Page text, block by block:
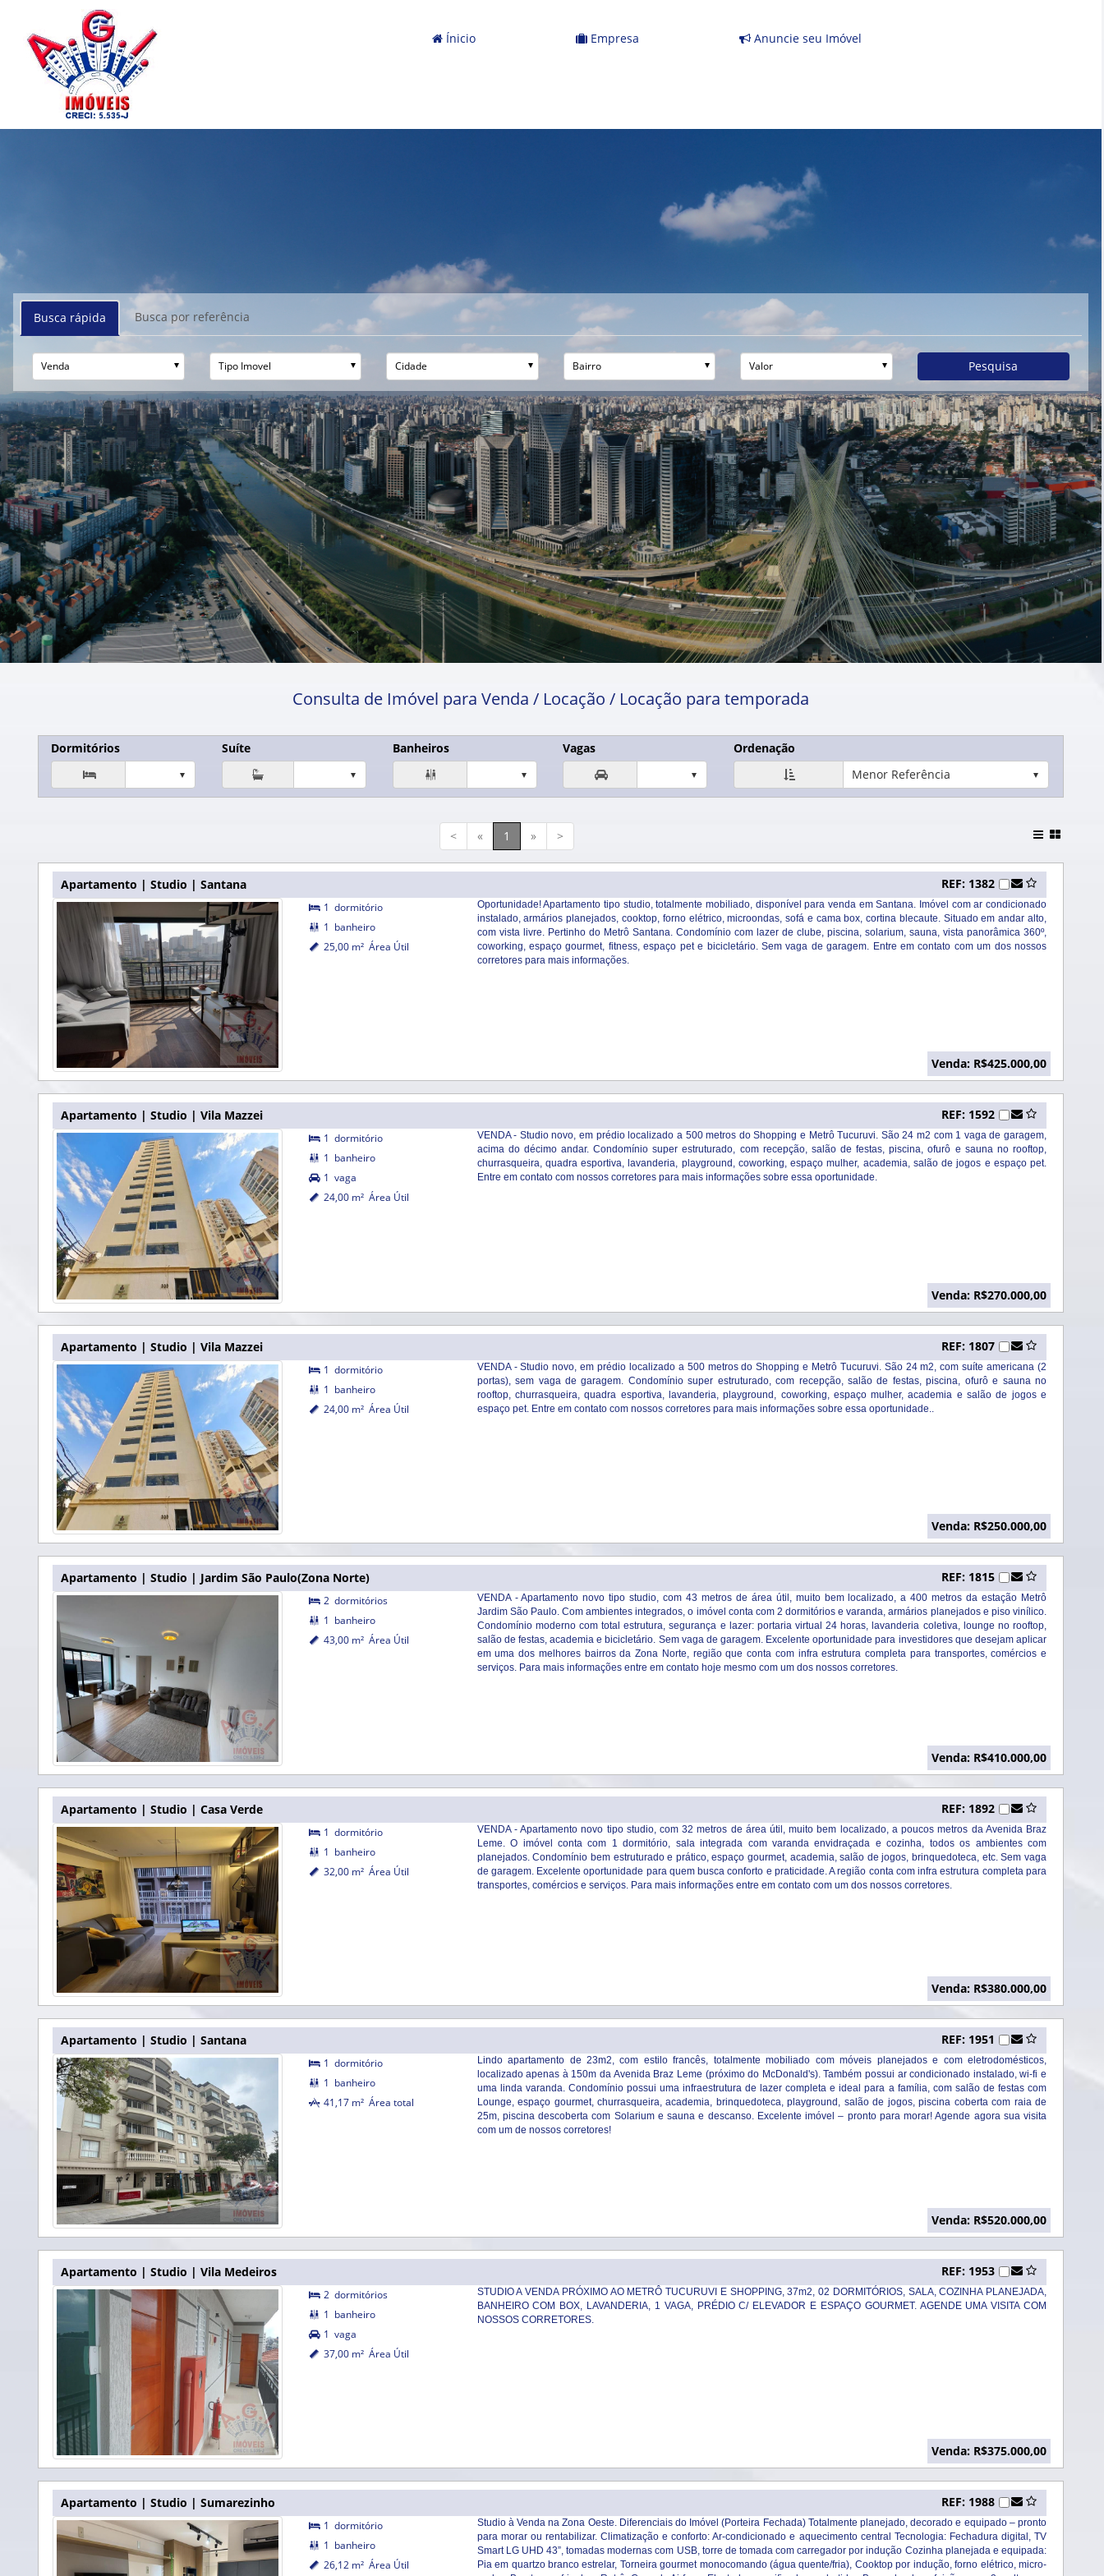
Ínicio Empresa Anuncie seu Imóvel
Busca rápida Busca por referência
Venda Tipo Imovel Cidade Bairro Valor Pesquisa
Consulta de Imóvel para Venda / Locação / Locação para temporada
Dormitórios

Suíte Banheiros

Vagas

Ordenação
Menor Referência
< « 1 » >
Venda: R$425.000,00
Apartamento | Studio | Santana REF: 1382
 1 dormitório
 1 banheiro
 25,00 m² Área Útil
Oportunidade! Apartamento tipo studio, totalmente mobiliado, disponível para venda em Santana. Imóvel com ar condicionado
instalado, armários planejados, cooktop, forno elétrico, microondas, sofá e cama box, cortina blecaute. Situado em andar alto,
com vista livre. Pertinho do Metrô Santana. Condomínio com lazer de clube, piscina, solarium, sauna, vista panorâmica 360º,
coworking, espaço gourmet, fitness, espaço pet e bicicletário. Sem vaga de garagem. Entre em contato com um dos nossos
corretores para mais informações.
Venda: R$270.000,00
Apartamento | Studio | Vila Mazzei REF: 1592
 1 dormitório
 1 banheiro
 1 vaga
 24,00 m² Área Útil
VENDA - Studio novo, em prédio localizado a 500 metros do Shopping e Metrô Tucuruvi. São 24 m2 com 1 vaga de garagem,
acima do décimo andar. Condomínio super estruturado, com recepção, salão de festas, piscina, ofurô e sauna no rooftop,
churrasqueira, quadra esportiva, lavanderia, playground, coworking, espaço mulher, academia, salão de jogos e espaço pet.
Entre em contato com nossos corretores para mais informações sobre essa oportunidade.
Venda: R$250.000,00
Apartamento | Studio | Vila Mazzei REF: 1807
 1 dormitório
 1 banheiro
 24,00 m² Área Útil
VENDA - Studio novo, em prédio localizado a 500 metros do Shopping e Metrô Tucuruvi. São 24 m2, com suíte americana (2
portas), sem vaga de garagem. Condomínio super estruturado, com recepção, salão de festas, piscina, ofurô e sauna no
rooftop, churrasqueira, quadra esportiva, lavanderia, playground, coworking, espaço mulher, academia e salão de jogos e
espaço pet. Entre em contato com nossos corretores para mais informações sobre essa oportunidade..
Venda: R$410.000,00
Apartamento | Studio | Jardim São Paulo(Zona Norte) REF: 1815
 2 dormitórios
 1 banheiro
 43,00 m² Área Útil
VENDA - Apartamento novo tipo studio, com 43 metros de área útil, muito bem localizado, a 400 metros da estação Metrô
Jardim São Paulo. Com ambientes integrados, o imóvel conta com 2 dormitórios e varanda, armários planejados e piso vinílico.
Condomínio moderno com total estrutura, segurança e lazer: portaria virtual 24 horas, lavanderia coletiva, lounge no rooftop,
salão de festas, academia e bicicletário. Sem vaga de garagem. Excelente oportunidade para investidores que desejam aplicar
em uma dos melhores bairros da Zona Norte, região que conta com infra estrutura completa para transportes, comércios e
serviços. Para mais informações entre em contato hoje mesmo com um dos nossos corretores.
Venda: R$380.000,00
Apartamento | Studio | Casa Verde REF: 1892
 1 dormitório
 1 banheiro
 32,00 m² Área Útil
VENDA - Apartamento novo tipo studio, com 32 metros de área útil, muito bem localizado, a poucos metros da Avenida Braz
Leme. O imóvel conta com 1 dormitório, sala integrada com varanda envidraçada e cozinha, todos os ambientes com
planejados. Condomínio bem estruturado e prático, espaço gourmet, academia, salão de jogos, brinquedoteca, etc. Sem vaga
de garagem. Excelente oportunidade para quem busca conforto e praticidade. A região conta com infra estrutura completa para
transportes, comércios e serviços. Para mais informações entre em contato com um dos nossos corretores.
Venda: R$520.000,00
Apartamento | Studio | Santana REF: 1951
 1 dormitório
 1 banheiro
 41,17 m² Área total
Lindo apartamento de 23m2, com estilo francês, totalmente mobiliado com móveis planejados e com eletrodomésticos,
localizado apenas à 150m da Avenida Braz Leme (próximo do McDonald's). Também possui ar condicionado instalado, wi-fi e
uma linda varanda. Condomínio possui uma infraestrutura de lazer completa e ideal para a família, com salão de festas com
Lounge, espaço gourmet, churrasqueira, academia, brinquedoteca, playground, salão de jogos, piscina coberta com raia de
25m, piscina descoberta com Solarium e sauna e descanso. Excelente imóvel – pronto para morar! Agende agora sua visita
com um de nossos corretores!
Venda: R$375.000,00
Apartamento | Studio | Vila Medeiros REF: 1953
 2 dormitórios
 1 banheiro
 1 vaga
 37,00 m² Área Útil
STUDIO A VENDA PRÓXIMO AO METRÔ TUCURUVI E SHOPPING, 37m2, 02 DORMITÓRIOS, SALA, COZINHA PLANEJADA,
BANHEIRO COM BOX, LAVANDERIA, 1 VAGA, PRÉDIO C/ ELEVADOR E ESPAÇO GOURMET. AGENDE UMA VISITA COM
NOSSOS CORRETORES.
Apartamento | Studio | Sumarezinho REF: 1988
 1 dormitório
 1 banheiro
 26,12 m² Área Útil
Studio à Venda na Zona Oeste. Diferenciais do Imóvel (Porteira Fechada) Totalmente planejado, decorado e equipado – pronto
para morar ou rentabilizar. Climatização e conforto: Ar-condicionado e aquecimento central Tecnologia: Fechadura digital, TV
Smart LG UHD 43”, tomadas modernas com USB, torre de tomada com carregador por indução Cozinha planejada e equipada:
Pia em quartzo branco estrelar, Torneira gourmet monocomando (água quente/fria), Cooktop por indução, forno elétrico, micro-